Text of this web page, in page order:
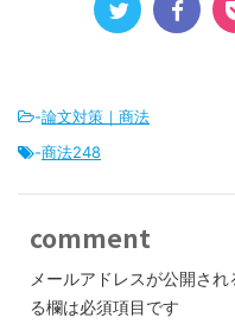
-論文対策｜商法
-商法248
comment
メールアドレスが公開され
る欄は必須項目です